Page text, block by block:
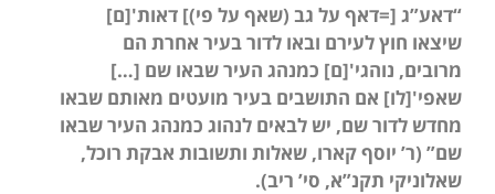
“דאע”ג [=דאף על גב (שאף על פי)] דאות'[ם]
שיצאו חוץ לעירם ובאו לדור בעיר אחרת הם
מרובים, נוהגי'[ם] כמנהג העיר שבאו שם […]
שאפי'[לו] אם התושבים בעיר מועטים מאותם שבאו
מחדש לדור שם, יש לבאים לנהוג כמנהג העיר שבאו
שם” (ר’ יוסף קארו, שאלות ותשובות אבקת רוכל,
שאלוניקי תקנ”א, סי’ ריב).